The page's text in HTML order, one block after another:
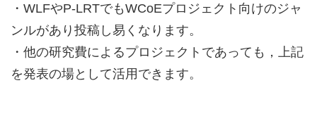
・WLFやP-LRTでもWCoEプロジェクト向けのジャ
ンルがあり投稿し易くなります。
・他の研究費によるプロジェクトであっても，上記
を発表の場として活用できます。